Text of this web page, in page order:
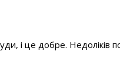
і це добре. Недоліків